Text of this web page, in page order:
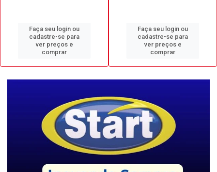
Faça seu login ou
cadastre-se para
ver preços e
comprar
Faça seu login ou
cadastre-se para
ver preços e
comprar